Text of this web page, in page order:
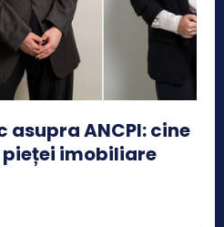
ANCPI: cine
imobiliare